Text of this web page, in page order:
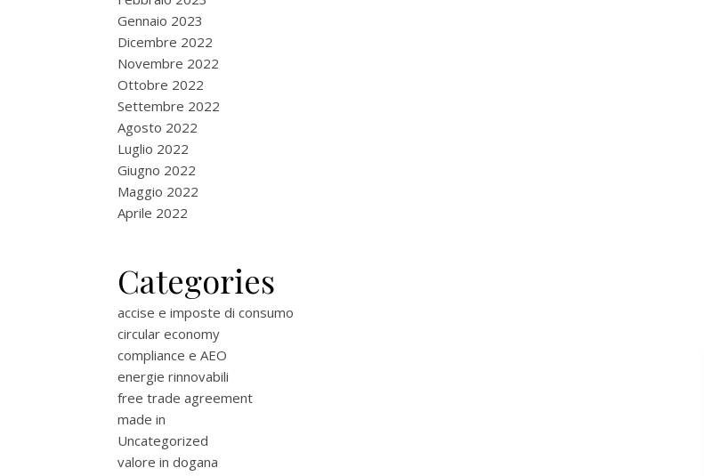
Gennaio 2023
Dicembre 2022
Novembre 2022
Ottobre 2022
Settembre 2022
Agosto 2022
Luglio 2022
Giugno 2022
Maggio 2022
Aprile 2022
Categories
accise e imposte di consumo
circular economy
compliance e AEO
energie rinnovabili
free trade agreement
made in
Uncategorized
valore in dogana